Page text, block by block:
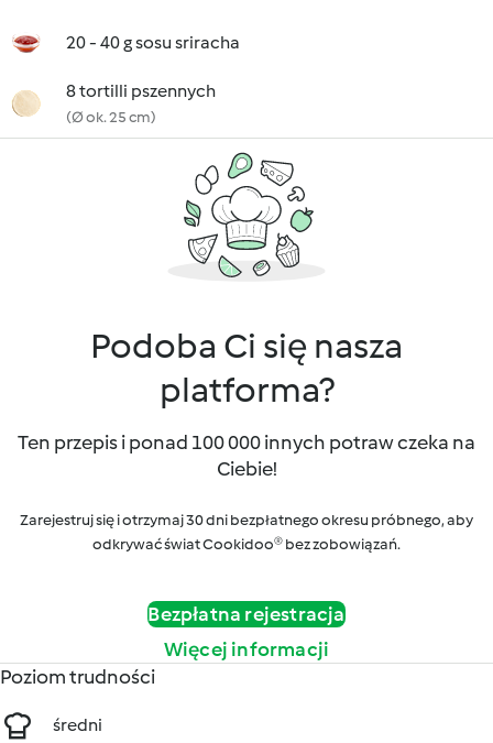
20 - 40 g sosu sriracha
8 tortilli pszennych
(Ø ok. 25 cm)
Podoba Ci się nasza
platforma?
Ten przepis i ponad 100 000 innych potraw czeka na
Ciebie!
Zarejestruj się i otrzymaj 30 dni bezpłatnego okresu próbnego, aby
odkrywać świat Cookidoo® bez zobowiązań.
Bezpłatna rejestracja
Więcej informacji
Poziom trudności
średni